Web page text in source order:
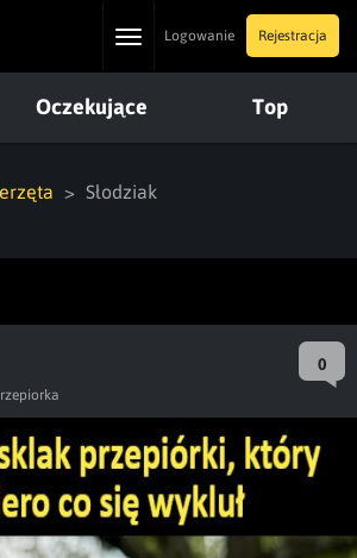
ToggleLogowanie Rejestracja
Oczekujące Top
Słodziak
0